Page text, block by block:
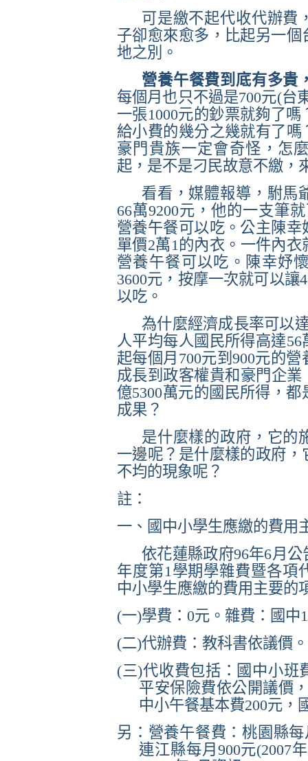
可是繳不起代收代辦費
子卻愈來愈多，比起另一
地之別。
營養午餐費到底有多貴
每個月也只不過是700元(台
一張1000元的鈔票就夠了嗎
給小費的幾分之幾就有了
豪門貴族一定會奇怪，怎
起，是不是刁民故意不繳，
看看，媒體報導，駙馬
66萬9200元，他的一支筆
營養午餐可以吃。公主陳
單價2萬1的內衣。一件內衣
營養午餐可以吃。陳幸妤
3600元，按摩一次就可以讓
以吃。
為什麼經濟成長率可以
人平均每人國民所得高達56
起每個月 700元到900元的營
成長到 政客權貴和豪門企業
億5300萬元的國民所得，
成果？
是什麼樣的政府，它的
一邊呢？是什麼樣的政府
不均的現象呢？
註：
一、國中小學生應繳的費用
依花蓮縣政府96年6月公
年度第1學期學雜費暨各項
中小學生應繳的費用主要的
(一)學費： 0元。雜費：國中
(二)代辦費：教科書依議價。
(三)代收費包括：國中小班
平安保險費依公開議價
中小午餐基本費200元，
另：營養午餐費：桃園縣每
連江縣每月 900元(2007年